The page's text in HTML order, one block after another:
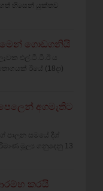
හිසෙන් යුක්‌තව
ගොඩගනියි
එල්.ටී.ටී.ඊ ය
ඊයේ (18දා)
අගමැතිට
පාලන සමයේ දීශ්‍
මූල්‍ය ගනුදෙනු 13
කරයි